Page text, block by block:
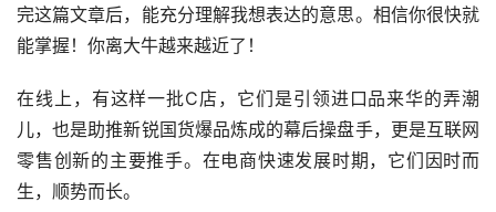
完这篇文章后，能充分理解我想表达的意思。相信你很快就
能掌握！你离大牛越来越近了！
在线上，有这样一批C店，它们是引领进口品来华的弄潮
儿，也是助推新锐国货爆品炼成的幕后操盘手，更是互联网
零售创新的主要推手。在电商快速发展时期，它们因时而
生，顺势而长。